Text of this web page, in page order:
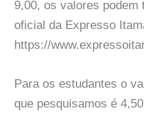
9,00, os valores
oficial da Expresso
https://
Para os estudantes o
que pesquisamos é